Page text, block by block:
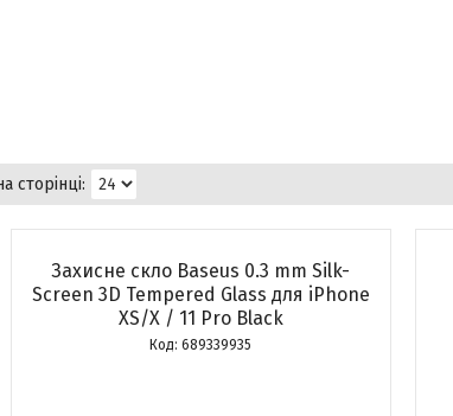
Захисне скло Baseus 0.3 mm Silk-
Screen 3D Tempered Glass для iPhone
XS/X / 11 Pro Black
689339935